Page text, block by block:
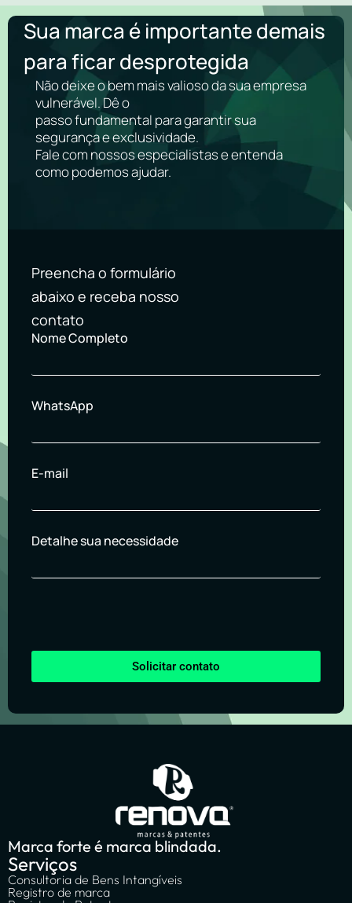
Sua marca é importante demais
para ficar desprotegida
Não deixe o bem mais valioso da sua empresa
vulnerável. Dê o
passo fundamental para garantir sua
segurança e exclusividade.
Fale com nossos especialistas e entenda
como podemos ajudar.
Preencha o formulário
abaixo e receba nosso
contato
Nome Completo
WhatsApp
E-mail
Detalhe sua necessidade
Solicitar contato
Marca forte é marca blindada.
Serviços
Consultoria de Bens Intangíveis
Registro de marca